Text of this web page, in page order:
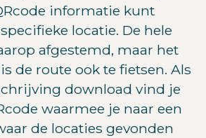
informatie kunt
locatie. De hele
afgestemd, maar het
de route ook te fietsen. Als
download vind je
waarmee je naar een
de locaties gevonden